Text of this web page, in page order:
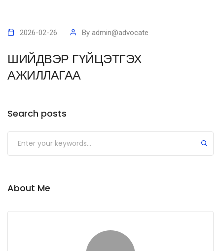
2026-02-26 By admin@advocate
ШИЙДВЭР ГҮЙЦЭТГЭХ
АЖИЛЛАГАА
Search posts
Submit
About Me